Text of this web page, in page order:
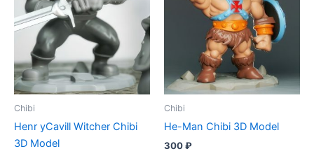
Chibi
Henr yCavill Witcher Chibi
3D Model
Chibi
He-Man Chibi 3D Model
300₽